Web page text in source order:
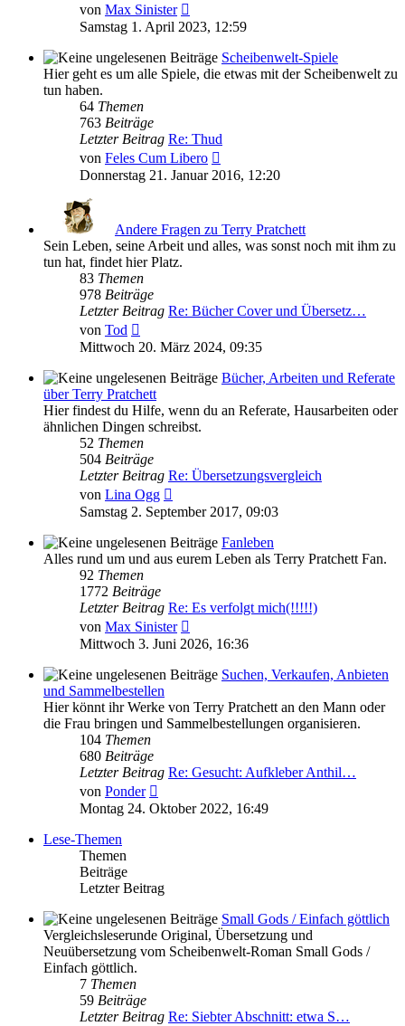
von Max Sinister
Beitrag
Samstag 1. April 2023, 12:59
Scheibenwelt-Spiele
Hier geht es um alle Spiele, die etwas mit der Scheibenwelt zu
tun haben.
64 Themen
763 Beiträge
Letzter Beitrag Re: Thud
von Feles Cum Libero
Beitrag
Donnerstag 21. Januar 2016, 12:20
Andere Fragen zu Terry Pratchett
Sein Leben, seine Arbeit und alles, was sonst noch mit ihm zu
tun hat, findet hier Platz.
83 Themen
978 Beiträge
Letzter Beitrag Re: Bücher Cover und Übersetz…
von Tod
Beitrag
Mittwoch 20. März 2024, 09:35
Bücher, Arbeiten und Referate
über Terry Pratchett
Hier findest du Hilfe, wenn du an Referate, Hausarbeiten oder
ähnlichen Dingen schreibst.
52 Themen
504 Beiträge
Letzter Beitrag Re: Übersetzungsvergleich
von Lina Ogg
Beitrag
Samstag 2. September 2017, 09:03
Fanleben
Alles rund um und aus eurem Leben als Terry Pratchett Fan.
92 Themen
1772 Beiträge
Letzter Beitrag Re: Es verfolgt mich(!!!!!)
von Max Sinister
Beitrag
Mittwoch 3. Juni 2026, 16:36
Suchen, Verkaufen, Anbieten
und Sammelbestellen
Hier könnt ihr Werke von Terry Pratchett an den Mann oder
die Frau bringen und Sammelbestellungen organisieren.
104 Themen
680 Beiträge
Letzter Beitrag Re: Gesucht: Aufkleber Anthil…
von Ponder
Beitrag
Montag 24. Oktober 2022, 16:49
Lese-Themen
Themen
Beiträge
Letzter Beitrag
Small Gods / Einfach göttlich
Vergleichsleserunde Original, Übersetzung und
Neuübersetzung vom Scheibenwelt-Roman Small Gods /
Einfach göttlich.
7 Themen
59 Beiträge
Letzter Beitrag Re: Siebter Abschnitt: etwa S…